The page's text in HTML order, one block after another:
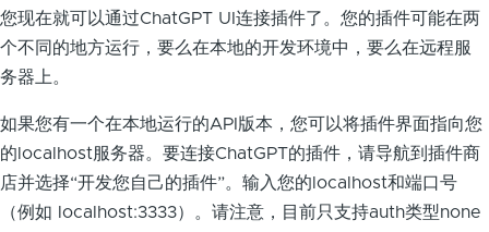
您现在就可以通过ChatGPT UI连接插件了。您的插件可能在两
个不同的地方运行，要么在本地的开发环境中，要么在远程服
务器上。
如果您有一个在本地运行的API版本，您可以将插件界面指向您
的localhost服务器。要连接ChatGPT的插件，请导航到插件商
店并选择“开发您自己的插件”。输入您的localhost和端口号
（例如 localhost:3333）。请注意，目前只支持auth类型none